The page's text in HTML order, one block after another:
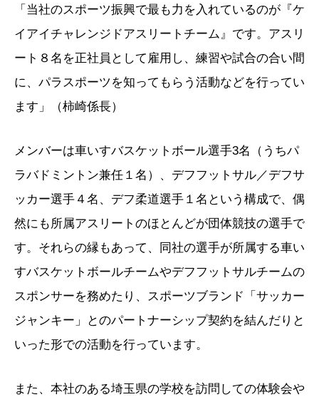
「当社のスポーツ振興で最も力を入れているのが『ケ
イアイチャレンジドアスリートチーム』です。アスリ
ート８名を正社員として雇用し、練習や試合の合い間
に、パラスポーツを知ってもらう活動などを行ってい
ます」（柿崎係長）
メンバーは車いすバスケットボール選手3名（うちパ
ラバドミントン兼任１名）、デフフットサル／デフサ
ッカー選手４名、デフ柔道選手１名という構成で、偶
然にも所属アスリートのほとんどが団体競技の選手で
す。それらの縁もあって、同社の選手が所属する車い
すバスケットボールチームやデフフットサルチームの
スポンサーを務めたり、スポーツブランド「サッカー
ジャンキー」とのパートナーシップ契約を結んだりと
いった形での活動を行っています。
また、本社のある埼玉県の学校を訪問しての体験会や